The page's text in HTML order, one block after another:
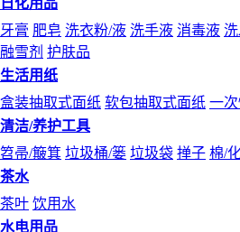
日化用品
牙膏 肥皂 洗衣粉/液 洗手液 消毒液
融雪剂 护肤品
生活用纸
盒装抽取式面纸 软包抽取式面纸 一
清洁/养护工具
笤帚/簸箕 垃圾桶/篓 垃圾袋 掸子 棉/
茶水
茶叶 饮用水
水电用品